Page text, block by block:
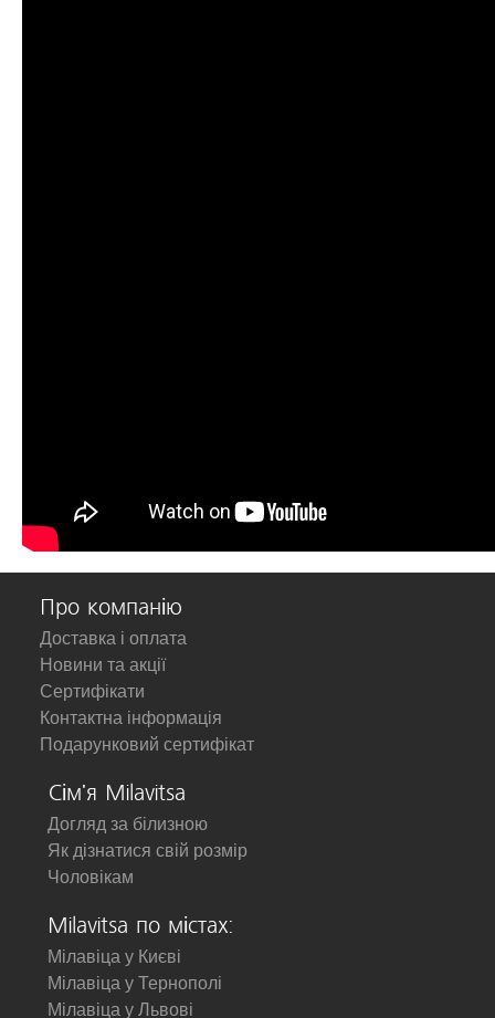
Про компанію
Доставка і оплата
Новини та акції
Сертифікати
Контактна інформація
Подарунковий сертифікат
Сім'я Milavitsa
Догляд за білизною
Як дізнатися свій розмір
Чоловікам
Milavitsa по містах:
Мілавіца у Києві
Мілавіца у Тернополі
Мілавіца у Львові